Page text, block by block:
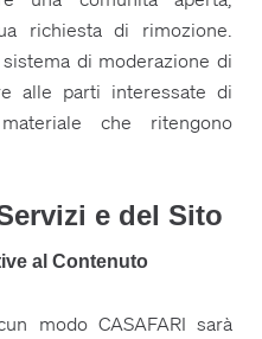
richiesta di rimozione.
di moderazione di
alle parti interessate di
che ritengono
e del Sito
al Contenuto
modo CASAFARI sarà